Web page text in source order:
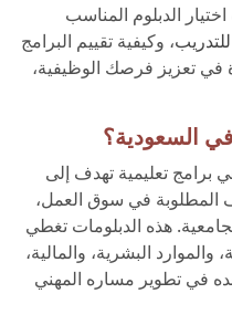
الدبلوم المناسب
، وكيفية تقييم البرامج
في تعزيز فرصك الوظيفية،
السعودية؟
برامج تعليمية تهدف إلى
المطلوبة في سوق العمل،
هذه الدبلومات تغطي
والموارد البشرية، والمالية،
في تطوير مساره المهني